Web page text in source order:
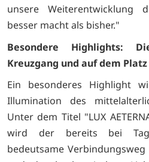
unsere Weiterentwicklung
besser macht als bisher."
Besondere Highlights:
Kreuzgang und auf dem
Ein besonderes Highlight
Illumination des
Unter dem Titel "LUX
wird der bereits bei
bedeutsame